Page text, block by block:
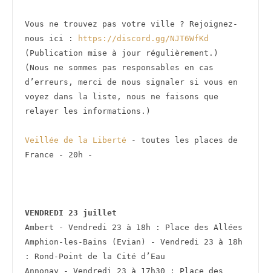
Vous ne trouvez pas votre ville ? Rejoignez-
nous ici :
https://discord.gg/NJT6WfKd
(Publication mise à jour régulièrement.)
(Nous ne sommes pas responsables en cas
d’erreurs, merci de nous signaler si vous en
voyez dans la liste, nous ne faisons que
relayer les informations.)
Veillée de la Liberté
- toutes les places de
France - 20h -
VENDREDI 23 juillet
Ambert - Vendredi 23 à 18h : Place des Allées
Amphion-les-Bains (Evian) - Vendredi 23 à 18h
: Rond-Point de la Cité d’Eau
Annonay - Vendredi 23 à 17h30 : Place des